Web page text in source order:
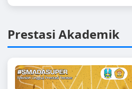
Prestasi Akademik